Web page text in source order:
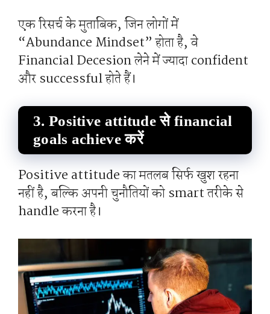
एक रिसर्च के मुताबिक, जिन लोगों में
“Abundance Mindset” होता है, वे
Financial Decesion लेने में ज्यादा confident
और successful होते हैं।
3. Positive attitude से financial
goals achieve करें
Positive attitude का मतलब सिर्फ खुश रहना
नहीं है, बल्कि अपनी चुनौतियों को smart तरीके से
handle करना है।